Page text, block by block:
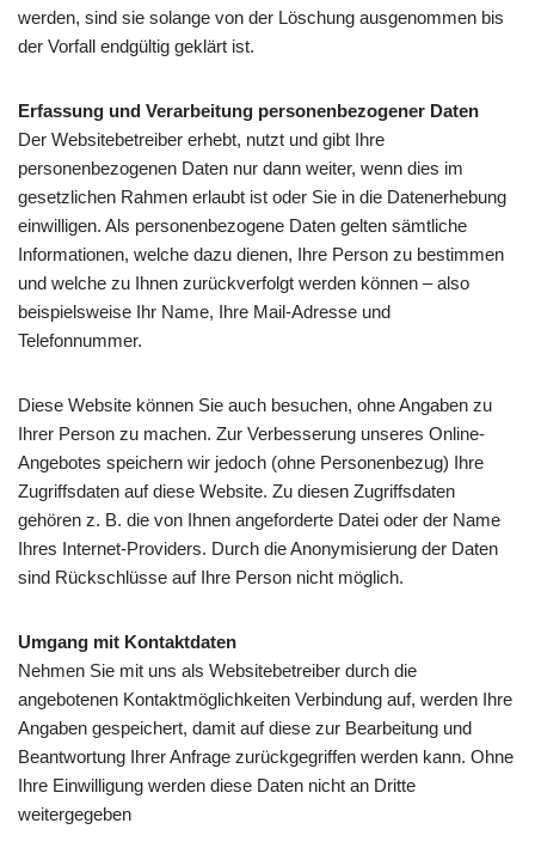
werden, sind sie solange von der Löschung ausgenommen bis
der Vorfall endgültig geklärt ist.
Erfassung und Verarbeitung personenbezogener Daten
Der Websitebetreiber erhebt, nutzt und gibt Ihre
personenbezogenen Daten nur dann weiter, wenn dies im
gesetzlichen Rahmen erlaubt ist oder Sie in die Datenerhebung
einwilligen. Als personenbezogene Daten gelten sämtliche
Informationen, welche dazu dienen, Ihre Person zu bestimmen
und welche zu Ihnen zurückverfolgt werden können – also
beispielsweise Ihr Name, Ihre Mail-Adresse und
Telefonnummer.
Diese Website können Sie auch besuchen, ohne Angaben zu
Ihrer Person zu machen. Zur Verbesserung unseres Online-
Angebotes speichern wir jedoch (ohne Personenbezug) Ihre
Zugriffsdaten auf diese Website. Zu diesen Zugriffsdaten
gehören z. B. die von Ihnen angeforderte Datei oder der Name
Ihres Internet-Providers. Durch die Anonymisierung der Daten
sind Rückschlüsse auf Ihre Person nicht möglich.
Umgang mit Kontaktdaten
Nehmen Sie mit uns als Websitebetreiber durch die
angebotenen Kontaktmöglichkeiten Verbindung auf, werden Ihre
Angaben gespeichert, damit auf diese zur Bearbeitung und
Beantwortung Ihrer Anfrage zurückgegriffen werden kann. Ohne
Ihre Einwilligung werden diese Daten nicht an Dritte
weitergegeben